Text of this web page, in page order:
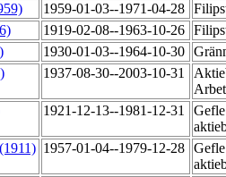
1959-01-03--1971-04-28
1919-02-08--1963-10-26
1930-01-03--1964-10-30
1937-08-30--2003-10-31
1921-12-13--1981-12-31
1957-01-04--1979-12-28